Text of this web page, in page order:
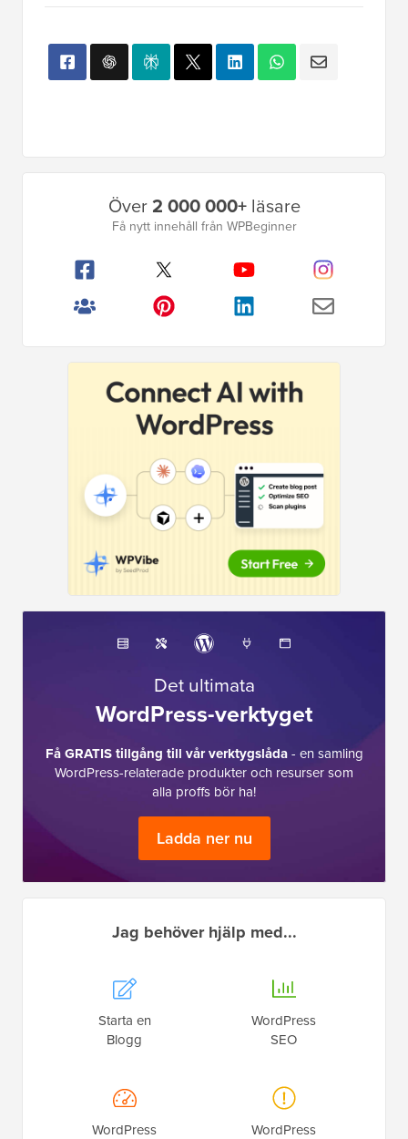
Över2 000 000+läsare
Få nytt innehåll från WPBeginner
Det ultimata
WordPress-verktyget
Få GRATIS tillgång till vår verktygslåda- en samling
WordPress-relaterade produkter och resurser som
alla proffs bör ha!
Ladda ner nu
Jag behöver hjälp med...
Starta en
Blogg
WordPress
SEO
WordPress
WordPress